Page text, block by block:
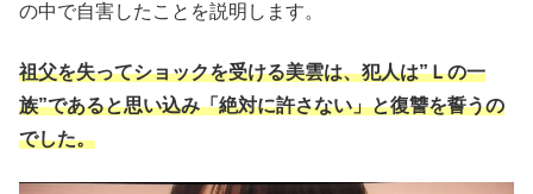
の中で自害したことを説明します。
祖父を失ってショックを受ける美雲は、犯人は”Ｌの一
族”であると思い込み「絶対に許さない」と復讐を誓うの
でした。